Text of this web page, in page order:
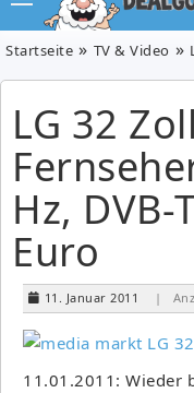
Startseite TV & Video
LG 32
Hz,
Euro
11. Januar 2011 |
11.01.2011: Wieder